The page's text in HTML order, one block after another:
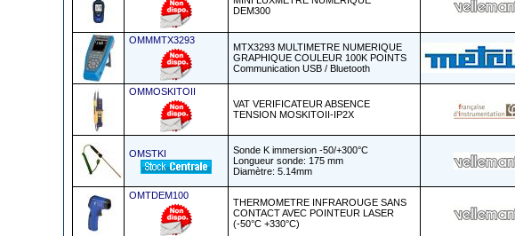
DEM300
OMMMTX3293
MTX3293 MULTIMETRE NUMERIQUE
GRAPHIQUE COULEUR 100K POINTS
Communication USB / Bluetooth
OMMOSKITOII
VAT VERIFICATEUR ABSENCE
TENSION MOSKITOII-IP2X
OMSTKI
Sonde K immersion -50/+300°C
Longueur sonde: 175 mm
Diamètre: 5.14mm
OMTDEM100
THERMOMETRE INFRAROUGE SANS
CONTACT AVEC POINTEUR LASER
(-50°C +330°C)